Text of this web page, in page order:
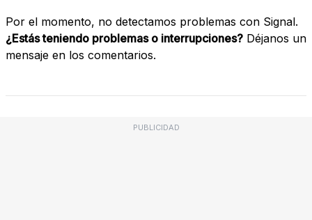
Por el momento, no detectamos problemas con Signal.
¿Estás teniendo problemas o interrupciones? Déjanos un
mensaje en los comentarios.
PUBLICIDAD